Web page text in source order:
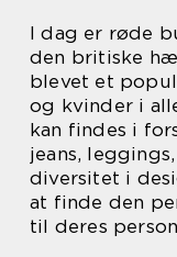
I dag er røde
den britiske
blevet et
og kvinder i
kan findes i
jeans,
diversitet i
at finde den
til deres